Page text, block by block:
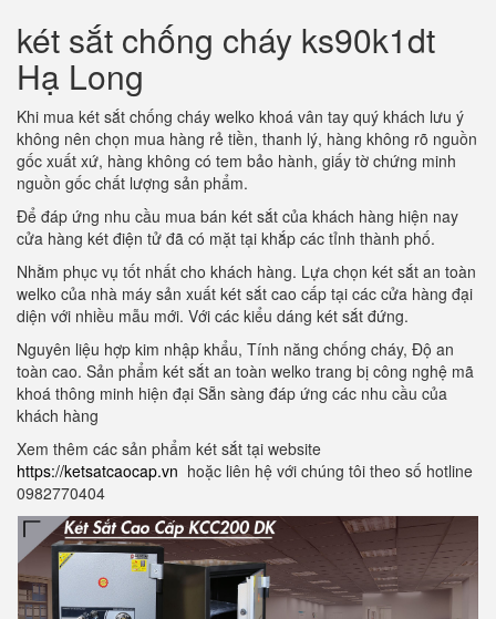
két sắt chống cháy ks90k1dt
Hạ Long
Khi mua két sắt chống cháy welko khoá vân tay quý khách lưu ý
không nên chọn mua hàng rẻ tiền, thanh lý, hàng không rõ nguồn
gốc xuất xứ, hàng không có tem bảo hành, giấy tờ chứng minh
nguồn gốc chất lượng sản phẩm.
Để đáp ứng nhu cầu mua bán két sắt của khách hàng hiện nay
cửa hàng két điện tử đã có mặt tại khắp các tỉnh thành phố.
Nhằm phục vụ tốt nhất cho khách hàng. Lựa chọn két sắt an toàn
welko của nhà máy sản xuất két sắt cao cấp tại các cửa hàng đại
diện với nhiều mẫu mới. Với các kiểu dáng két sắt đứng.
Nguyên liệu hợp kim nhập khẩu, Tính năng chống cháy, Độ an
toàn cao. Sản phẩm két sắt an toàn welko trang bị công nghệ mã
khoá thông minh hiện đại Sẵn sàng đáp ứng các nhu cầu của
khách hàng
Xem thêm các sản phẩm két sắt tại website
https://ketsatcaocap.vn hoặc liên hệ với chúng tôi theo số hotline
0982770404